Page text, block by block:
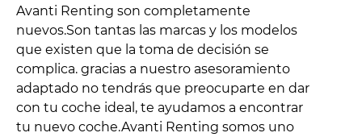
Avanti Renting son completamente
nuevos.Son tantas las marcas y los modelos
que existen que la toma de decisión se
complica. gracias a nuestro asesoramiento
adaptado no tendrás que preocuparte en dar
con tu coche ideal, te ayudamos a encontrar
tu nuevo coche.Avanti Renting somos uno